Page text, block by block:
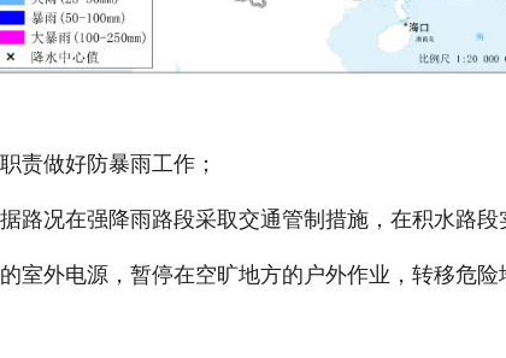
责做好防暴雨工作；
路况在强降雨路段采取交通管制措施，在积水路段
室外电源，暂停在空旷地方的户外作业，转移危